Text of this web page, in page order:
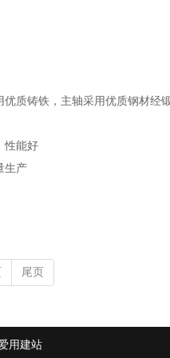
质铸铁，主轴采用优质钢材经
性能好
生产
尾页
用建站